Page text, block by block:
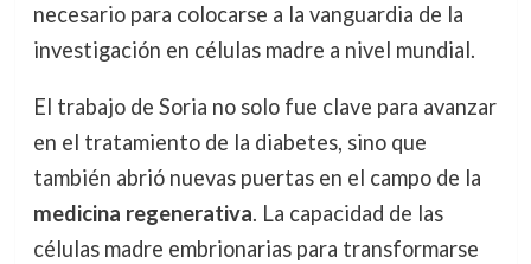
necesario para colocarse a la vanguardia de la
investigación en células madre a nivel mundial.
El trabajo de Soria no solo fue clave para avanzar
en el tratamiento de la diabetes, sino que
también abrió nuevas puertas en el campo de la
medicina regenerativa. La capacidad de las
células madre embrionarias para transformarse